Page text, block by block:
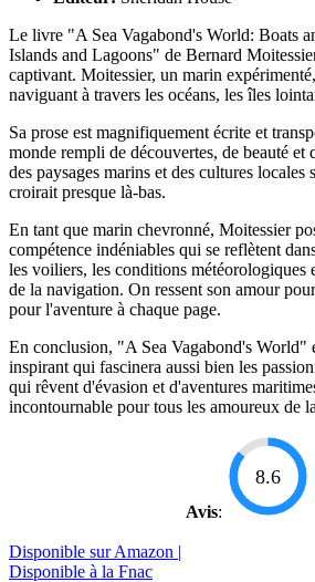
Le livre "A Sea Vagabond's World: Boats
Islands and Lagoons" de Bernard
captivant. Moitessier, un marin
naviguant à travers les océans, les îles
Sa prose est magnifiquement écrite et
monde rempli de découvertes, de beauté et
des paysages marins et des cultures locales
croirait presque là-bas.
En tant que marin chevronné, Moitessier
compétence indéniables qui se reflètent
les voiliers, les conditions météorologiques
de la navigation. On ressent son amour
pour l'aventure à chaque page.
En conclusion, "A Sea Vagabond's World"
inspirant qui fascinera aussi bien les
qui rêvent d'évasion et d'aventures
incontournable pour tous les amoureux de
Avis:
8.6
Disponible sur Amazon |
Disponible à la Fnac